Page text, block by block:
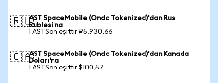
🇷🇺AST SpaceMobile (Ondo Tokenized)'dan Rus
Rublesi'na
1 ASTSon eşittir ₽5.930,66
🇨🇦AST SpaceMobile (Ondo Tokenized)'dan Kanada
Doları'na
1 ASTSon eşittir $100,57